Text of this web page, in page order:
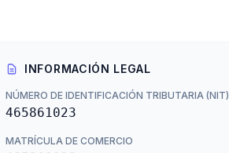
INFORMACIÓN LEGAL
NÚMERO DE IDENTIFICACIÓN TRIBUTARIA (NIT)
465861023
MATRÍCULA DE COMERCIO